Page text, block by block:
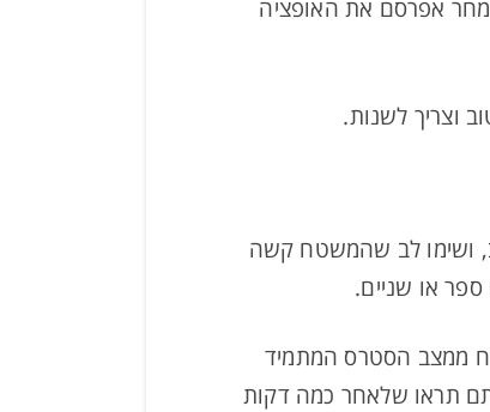
מחר אפרסם את האופציה
וצריך לשנות.
ושימו לב שהמשטח קשה
או שניים.
ממצב הסטרס המתמיד
תראו שלאחר כמה דקות